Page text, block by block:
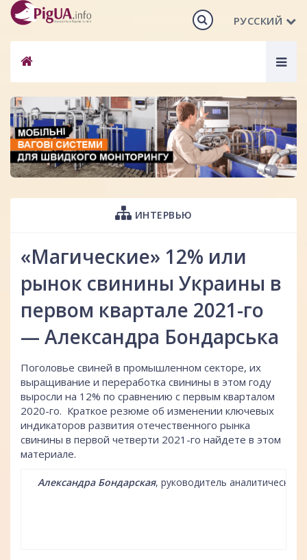
РУССКИЙ
ИНТЕРВЬЮ
«Магические» 12% или
рынок свинины Украины в
первом квартале 2021-го
— Александра Бондарська
Поголовье свиней в промышленном секторе, их
выращивание и переработка свинины в этом году
выросли на 12% по сравнению с первым кварталом
2020-го. Краткое резюме об изменении ключевых
индикаторов развития отечественного рынка
свинины в первой четверти 2021-го найдете в этом
материале.
Александра Бондарская, руководитель